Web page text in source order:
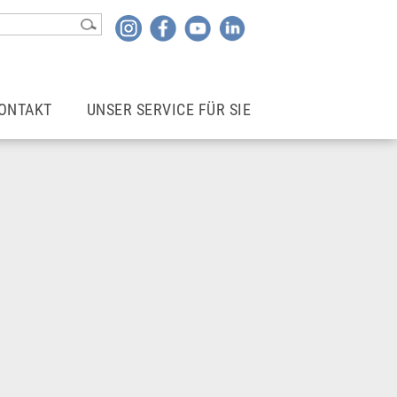
UNSER SERVICE FÜR SIE